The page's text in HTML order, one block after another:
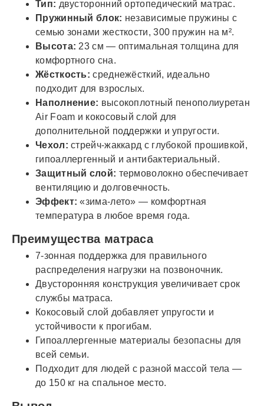
Тип: двусторонний ортопедический матрас.
Пружинный блок: независимые пружины с
семью зонами жесткости, 300 пружин на м².
Высота: 23 см — оптимальная толщина для
комфортного сна.
Жёсткость: среднежёсткий, идеально
подходит для взрослых.
Наполнение: высокоплотный пенополиуретан
Air Foam и кокосовый слой для
дополнительной поддержки и упругости.
Чехол: стрейч-жаккард с глубокой прошивкой,
гипоаллергенный и антибактериальный.
Защитный слой: термоволокно обеспечивает
вентиляцию и долговечность.
Эффект: «зима-лето» — комфортная
температура в любое время года.
Преимущества матраса
7-зонная поддержка для правильного
распределения нагрузки на позвоночник.
Двусторонняя конструкция увеличивает срок
службы матраса.
Кокосовый слой добавляет упругости и
устойчивости к прогибам.
Гипоаллергенные материалы безопасны для
всей семьи.
Подходит для людей с разной массой тела —
до 150 кг на спальное место.